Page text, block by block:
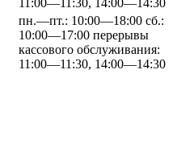
11:00—11:30, 14:00—14:30
пн.—пт.: 10:00—18:00 сб.:
10:00—17:00 перерывы
кассового обслуживания:
11:00—11:30, 14:00—14:30